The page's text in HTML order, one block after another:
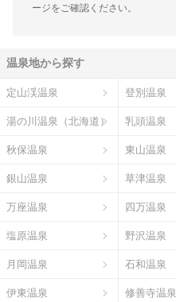
ージをご確認ください。
温泉地から探す
定山渓温泉 登別温泉
湯の川温泉（北海道） 乳頭温泉
秋保温泉 東山温泉
銀山温泉 草津温泉
万座温泉 四万温泉
塩原温泉 野沢温泉
月岡温泉 石和温泉
伊東温泉 修善寺温泉